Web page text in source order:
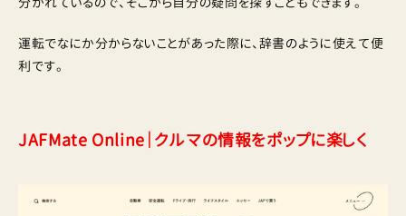
運転でなにか分からないことがあった際に、辞書のように使えて便
利です。
JAFMate Online｜クルマの情報をポップに楽しく